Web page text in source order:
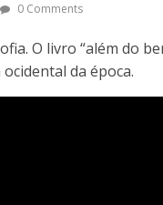
0 Comments
O livro “além do
da época.